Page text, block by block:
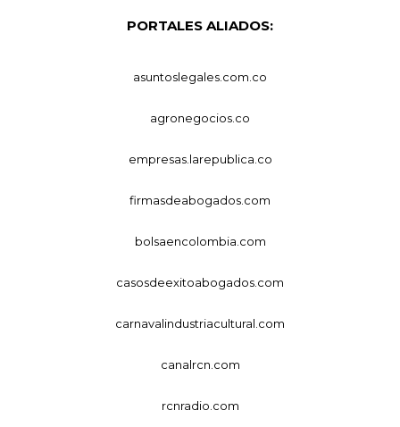
PORTALES ALIADOS:
asuntoslegales.com.co
agronegocios.co
empresas.larepublica.co
firmasdeabogados.com
bolsaencolombia.com
casosdeexitoabogados.com
carnavalindustriacultural.com
canalrcn.com
rcnradio.com